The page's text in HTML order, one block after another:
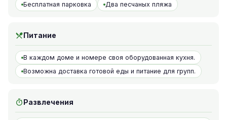
Бесплатная парковка Два песчаных пляжа
Питание
В каждом доме и номере своя оборудованная кухня.
Возможна доставка готовой еды и питание для групп.
Развлечения